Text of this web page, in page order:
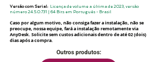
Versão com Serial: Licença de volume a última de 2023, versão
número 24.5.0.731 | 64 Bits em Português - Brasil
Casopor algum motivo, não consiga fazer a instalação, não se
preocupe, nossa equipe, fará a instalação remotamente via
AnyDesk. Solicite sem custos adicionais dentro de até 02 (dois)
dias após a compra.
Outros produtos: